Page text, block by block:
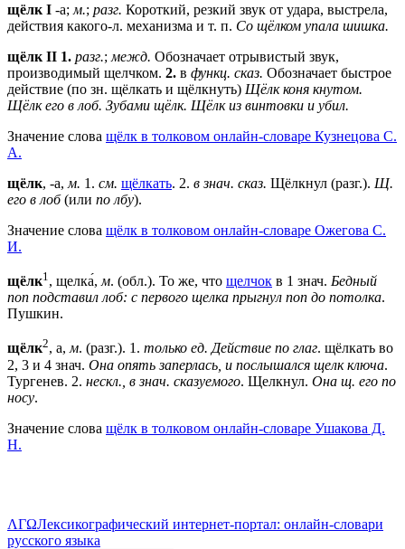
щёлк I -а; м.; разг. Короткий, резкий звук от удара, выстрела,
действия какого-л. механизма и т. п. Со щёлком упала шишка.
щёлк II 1. разг.; межд. Обозначает отрывистый звук,
производимый щелчком. 2. в функц. сказ. Обозначает быстрое
действие (по зн. щёлкать и щёлкнуть) Щёлк коня кнутом.
Щёлк его в лоб. Зубами щёлк. Щёлк из винтовки и убил.
Значение слова щёлк в толковом онлайн-словаре Кузнецова С.
А.
щёлк, -а, м. 1. см. щёлкать. 2. в знач. сказ. Щёлкнул (разг.). Щ.
его в лоб(или по лбу).
Значение слова щёлк в толковом онлайн-словаре Ожегова C.
И.
щёлк1 , щелка́, м. (обл.). То же, что щелчок в 1 знач. Бедный
поп подставил лоб: с первого щелка прыгнул поп до потолка.
Пушкин.
щёлк2, а,м. (разг.). 1. только ед. Действие по глаг. щёлкать во
2, 3 и 4 знач. Она опять заперлась, и послышался щелк ключа.
Тургенев. 2. нескл., в знач. сказуемого. Щелкнул. Она щ. его по
носу.
Значение слова щёлк в толковом онлайн-словаре Ушакова Д.
Н.
ΛΓΩЛексикографический интернет-портал: онлайн-словари
русского языка